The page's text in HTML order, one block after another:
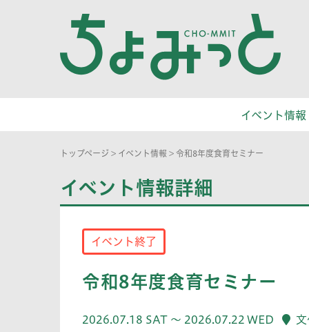
イベント情報
トップページ > イベント情報 > 令和8年度食育セミナー
イベント情報詳細
イベント終了
令和8年度食育セミナー
2026.07.18 SAT ～ 2026.07.22 WED